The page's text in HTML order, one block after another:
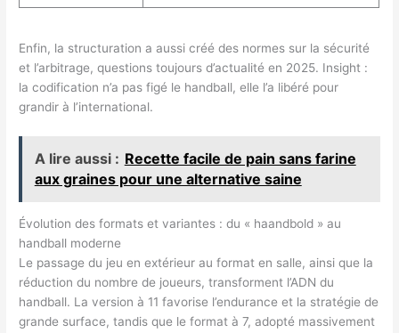
Enfin, la structuration a aussi créé des normes sur la sécurité
et l’arbitrage, questions toujours d’actualité en 2025. Insight :
la codification n’a pas figé le handball, elle l’a libéré pour
grandir à l’international.
A lire aussi : Recette facile de pain sans farine
aux graines pour une alternative saine
Évolution des formats et variantes : du « haandbold » au
handball moderne
Le passage du jeu en extérieur au format en salle, ainsi que la
réduction du nombre de joueurs, transforment l’ADN du
handball. La version à 11 favorise l’endurance et la stratégie de
grande surface, tandis que le format à 7, adopté massivement